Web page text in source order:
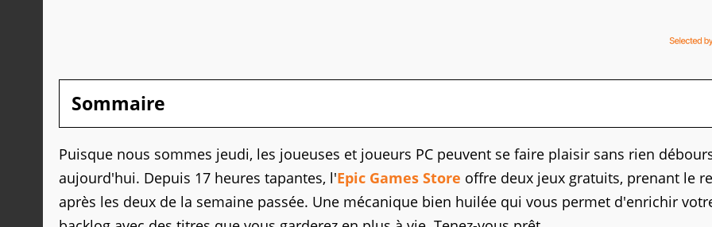
Sommaire
Puisque nous sommes jeudi, les joueuses et joueurs PC peuvent se faire plaisir sans rien
aujourd'hui. Depuis 17 heures tapantes, l'Epic Games Store offre deux jeux gratuits, prenant le
après les deux de la semaine passée. Une mécanique bien huilée qui vous permet d'enrichir